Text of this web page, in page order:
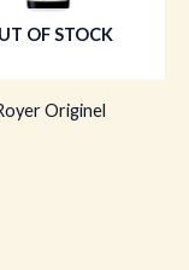
OF STOCK
Originel